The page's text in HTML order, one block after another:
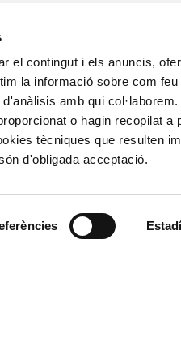
el contingut i els anuncis,
la informació sobre com
amb qui
o hagin recopilat a
tècniques que resulten
d'obligada acceptació.
939 500
859 573*